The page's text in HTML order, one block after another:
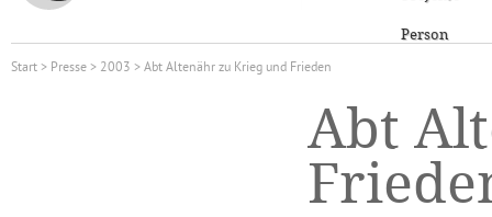
Person
Start> Presse> 2003 > Abt Altenähr zu Krieg und Frieden
Abt